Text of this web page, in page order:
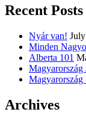
Recent Posts
Nyár van!
Minden
Alberta 101
Archives